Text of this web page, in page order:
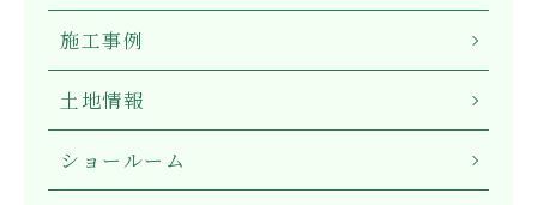
施工事例
土地情報
ショールーム